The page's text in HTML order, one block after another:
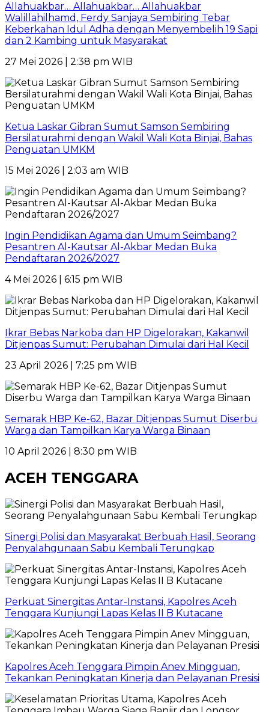
Allahuakbar… Allahuakbar… Allahuakbar
Walillahilhamd, Ferdy Sanjaya Sembiring Tebar
Keberkahan Idul Adha dengan Menyembelih 19 Sapi
dan 2 Kambing untuk Masyarakat
27 Mei 2026 | 2:38 pm WIB
Ketua Laskar Gibran Sumut Samson Sembiring
Bersilaturahmi dengan Wakil Wali Kota Binjai, Bahas
Penguatan UMKM
15 Mei 2026 | 2:03 am WIB
Ingin Pendidikan Agama dan Umum Seimbang?
Pesantren Al-Kautsar Al-Akbar Medan Buka
Pendaftaran 2026/2027
4 Mei 2026 | 6:15 pm WIB
Ikrar Bebas Narkoba dan HP Digelorakan, Kakanwil
Ditjenpas Sumut: Perubahan Dimulai dari Hal Kecil
23 April 2026 | 7:25 pm WIB
Semarak HBP Ke-62, Bazar Ditjenpas Sumut Diserbu
Warga dan Tampilkan Karya Warga Binaan
10 April 2026 | 8:30 pm WIB
ACEH TENGGARA
Sinergi Polisi dan Masyarakat Berbuah Hasil, Seorang
Penyalahgunaan Sabu Kembali Terungkap
Perkuat Sinergitas Antar-Instansi, Kapolres Aceh
Tenggara Kunjungi Lapas Kelas II B Kutacane
Kapolres Aceh Tenggara Pimpin Anev Mingguan,
Tekankan Peningkatan Kinerja dan Pelayanan Presisi